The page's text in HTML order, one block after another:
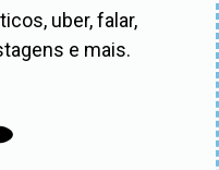
uber, falar,
e mais.